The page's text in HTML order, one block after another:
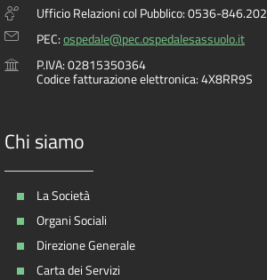
Ufficio Relazioni col Pubblico: 0536-846.202
PEC:ospedale@pec.ospedalesassuolo.it
P.IVA: 02815350364
Codice fatturazione elettronica: 4X8RR9S
Chi siamo
La Società
Organi Sociali
Direzione Generale
Carta dei Servizi